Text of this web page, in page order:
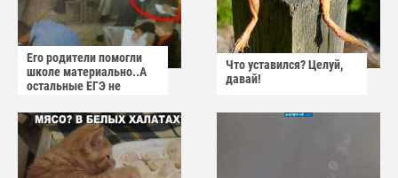
Его родители помогли
школе материально..А
остальные ЕГЭ не
Что уставился? Целуй,
давай!